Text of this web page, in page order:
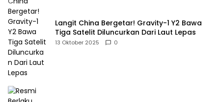
Langit China Bergetar! Gravity-1 Y2 Bawa
Tiga Satelit Diluncurkan Dari Laut Lepas
13 Oktober 2025 0